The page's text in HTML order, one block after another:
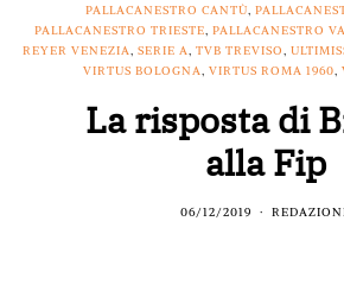
PALLACANESTRO CANTÙ,
PALLACANESTRO TRIESTE, PALLACANESTRO
REYER VENEZIA, SERIE A, TVB TREVISO,
VIRTUS BOLOGNA, VIRTUS ROMA 1960,
La risposta di
alla Fip
06/12/2019